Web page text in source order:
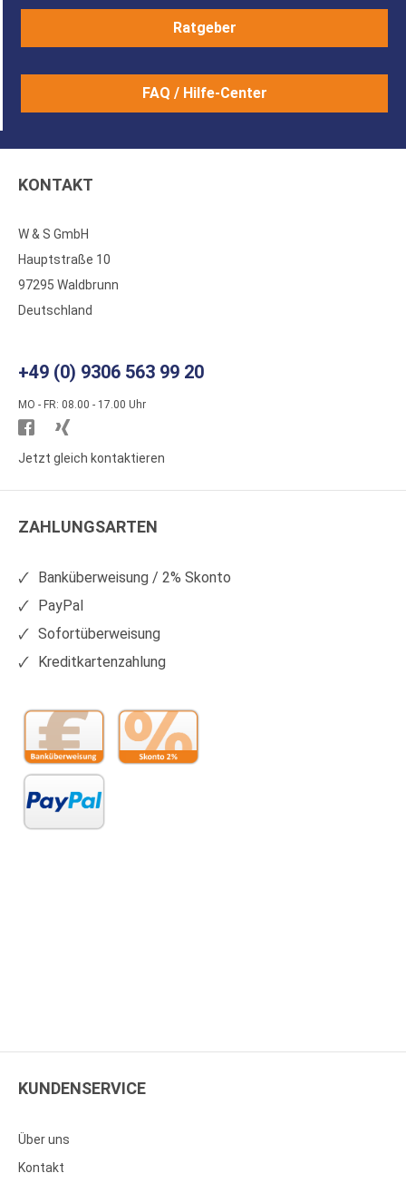
Ratgeber
FAQ / Hilfe-Center
KONTAKT
W & S GmbH
Hauptstraße 10
97295 Waldbrunn
Deutschland
+49 (0) 9306 563 99 20
MO - FR: 08.00 - 17.00 Uhr
Besuchen
Sie
auf
Sie
auf
Jetzt gleich kontaktieren
ZAHLUNGSARTEN
Banküberweisung / 2% Skonto
PayPal
Sofortüberweisung
Kreditkartenzahlung
KUNDENSERVICE
Über uns
Kontakt